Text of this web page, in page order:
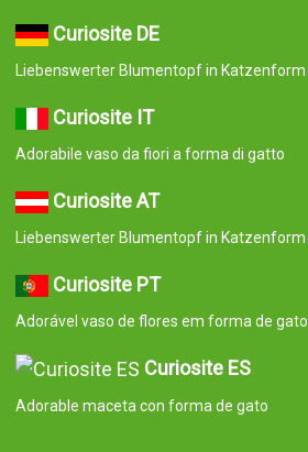
Curiosite DE
Liebenswerter Blumentopf in Katzenform
Curiosite IT
Adorabile vaso da fiori a forma di gatto
Curiosite AT
Liebenswerter Blumentopf in Katzenform
Curiosite PT
Adorável vaso de flores em forma de gato
Curiosite ES
Adorable maceta con forma de gato